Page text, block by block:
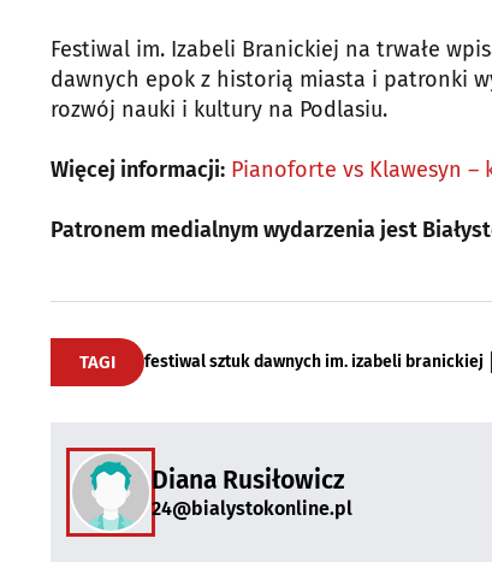
Festiwal im. Izabeli Branickiej na trwałe
dawnych epok z historią miasta i patronki
rozwój nauki i kultury na Podlasiu.
Więcej informacji: Pianoforte vs Klawesyn
Patronem medialnym wydarzenia jest
TAGI festiwal sztuk dawnych im. izabeli branickiej
Diana Rusiłowicz
24@bialystokonline.pl